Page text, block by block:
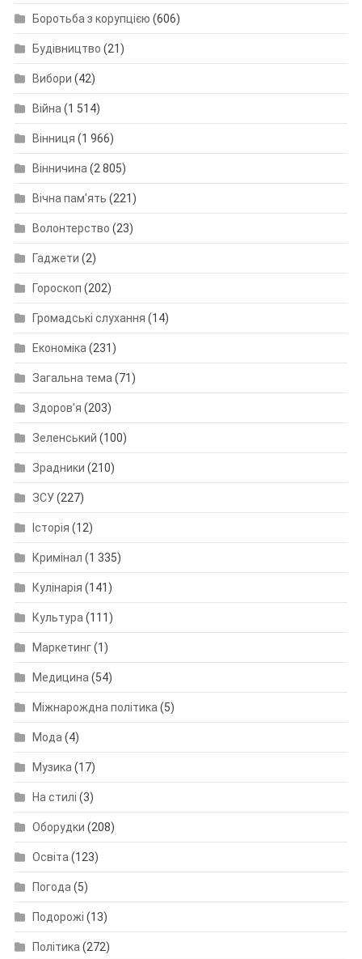
Боротьба з корупцією (606)
Будівництво (21)
Вибори (42)
Війна (1 514)
Вінниця (1 966)
Вінничина (2 805)
Вічна пам'ять (221)
Волонтерство (23)
Гаджети (2)
Гороскоп (202)
Громадські слухання (14)
Економіка (231)
Загальна тема (71)
Здоров'я (203)
Зеленський (100)
Зрадники (210)
ЗСУ(227)
Історія (12)
Кримінал (1 335)
Кулінарія (141)
Культура (111)
Маркетинг(1)
Медицина (54)
Міжнарождна політика (5)
Мода (4)
Музика (17)
На стилі (3)
Оборудки (208)
Освіта (123)
Погода (5)
Подорожі (13)
Політика (272)